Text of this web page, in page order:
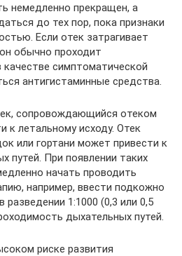
немедленно прекращен, а
до тех пор, пока признаки
Если отек затрагивает
обычно проходит
симптоматической
антигистаминные средства.
сопровождающийся отеком
к летальному исходу. Отек
или гортани может привести к
путей. При появлении таких
начать проводить
например, ввести подкожно
разведении 1:1000 (0,3 или 0,5
дыхательных путей.
риске развития